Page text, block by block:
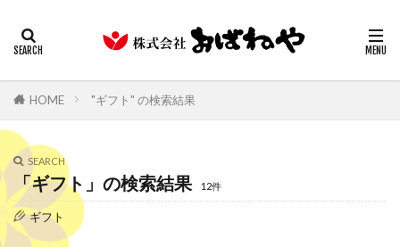
HOME "ギフト" の検索結果
SEARCH
「ギフト」の検索結果 12件
ギフト
カテゴリー